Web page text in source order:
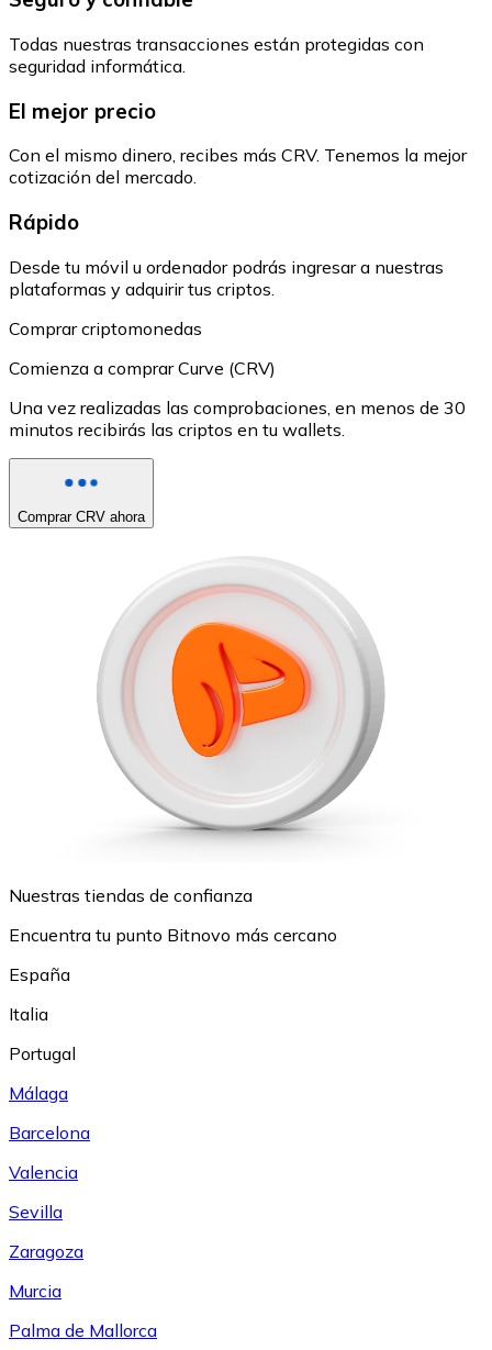
Todas nuestras transacciones están protegidas con
seguridad informática.
El mejor precio
Con el mismo dinero, recibes más CRV. Tenemos la mejor
cotización del mercado.
Rápido
Desde tu móvil u ordenador podrás ingresar a nuestras
plataformas y adquirir tus criptos.
Comprar criptomonedas
Comienza a comprar Curve (CRV)
Una vez realizadas las comprobaciones, en menos de 30
minutos recibirás las criptos en tu wallets.
Comprar CRV ahora
Nuestras tiendas de confianza
Encuentra tu punto Bitnovo más cercano
España
Italia
Portugal
Málaga
Barcelona
Valencia
Sevilla
Zaragoza
Murcia
Palma de Mallorca